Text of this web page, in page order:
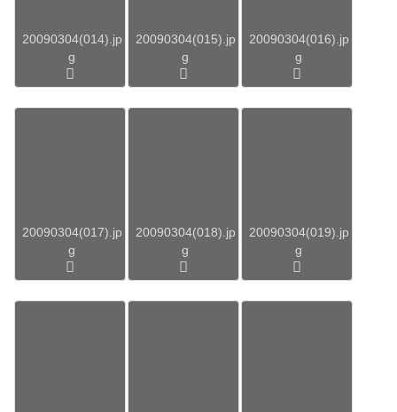
20090304(014).jp
g
20090304(015).jp
g
20090304(016).jp
g
20090304(017).jp
g
20090304(018).jp
g
20090304(019).jp
g